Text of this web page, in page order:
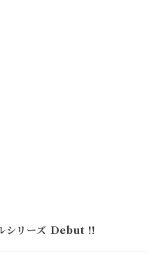
シリーズ Debut !!